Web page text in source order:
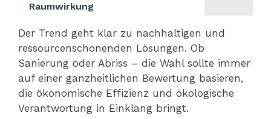
Raumwirkung
Der Trend geht klar zu nachhaltigen und
ressourcenschonenden Lösungen. Ob
Sanierung oder Abriss – die Wahl sollte immer
auf einer ganzheitlichen Bewertung basieren,
die ökonomische Effizienz und ökologische
Verantwortung in Einklang bringt.